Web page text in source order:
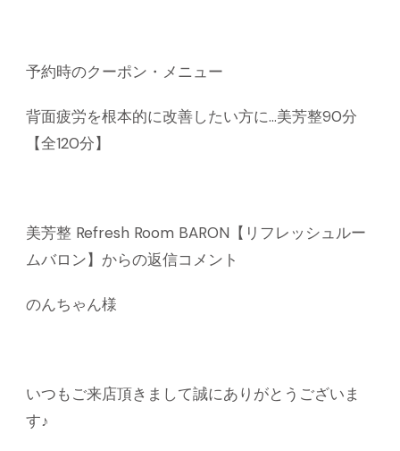
予約時のクーポン・メニュー
背面疲労を根本的に改善したい方に…美芳整90分
【全120分】
美芳整 Refresh Room BARON【リフレッシュルー
ムバロン】からの返信コメント
のんちゃん様
いつもご来店頂きまして誠にありがとうございま
す♪